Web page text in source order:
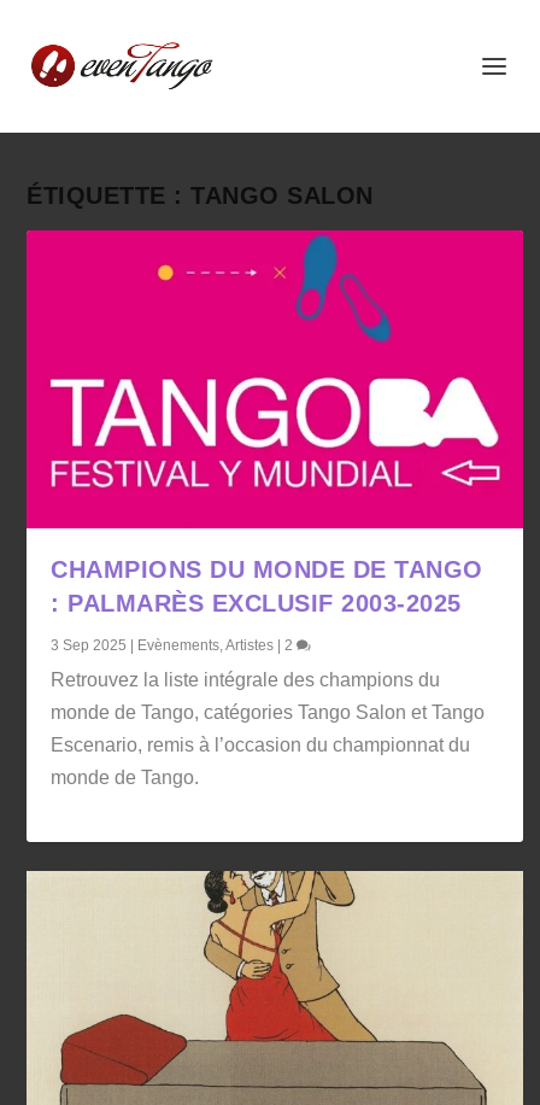
ÉTIQUETTE :TANGO SALON
CHAMPIONS DU MONDE DE TANGO
: PALMARÈS EXCLUSIF 2003-2025
3 Sep 2025 | Evènements ,Artistes | 2
Retrouvez la liste intégrale des champions du
monde de Tango, catégories Tango Salon et Tango
Escenario, remis à l’occasion du championnat du
monde de Tango.